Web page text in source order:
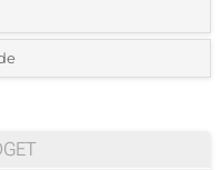
het logo:
aantal in